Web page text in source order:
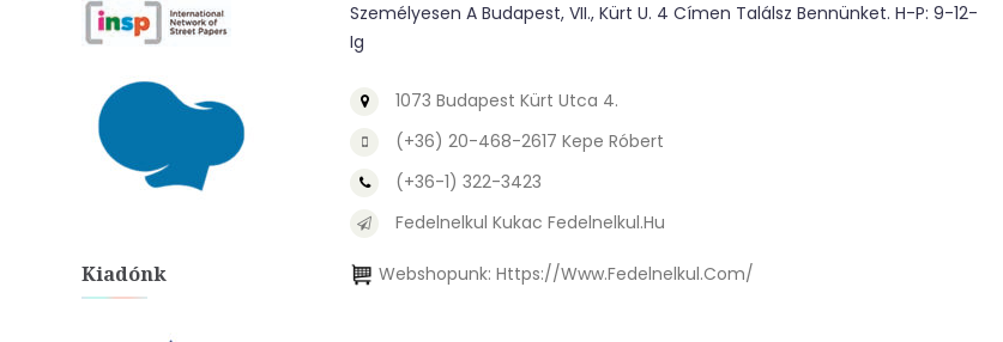
Kiadónk
Személyesen A Budapest, VII., Kürt U. 4 Címen Találsz Bennünket. H-P: 9-12-
Ig
1073 Budapest Kürt Utca 4.
(+36) 20-468-2617 Kepe Róbert
(+36-1) 322-3423
Fedelnelkul Kukac Fedelnelkul.hu
Webshopunk: Https://www.fedelnelkul.com/